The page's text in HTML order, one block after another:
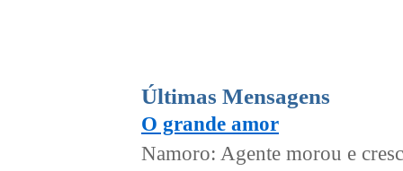
Últimas Mensagens
O grande amor
Namoro: Agente morou e